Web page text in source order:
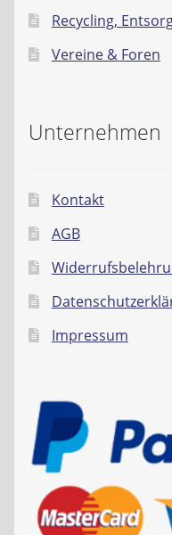
Recycling,
Vereine & Foren
Unternehmen
Kontakt
AGB
Impressum